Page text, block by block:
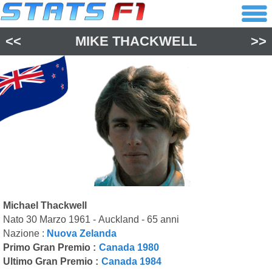
<< MIKE THACKWELL >>
Michael Thackwell
Nato 30 Marzo 1961 - Auckland - 65 anni
Nazione : Nuova Zelanda
Primo Gran Premio : Canada 1980
Ultimo Gran Premio : Canada 1984